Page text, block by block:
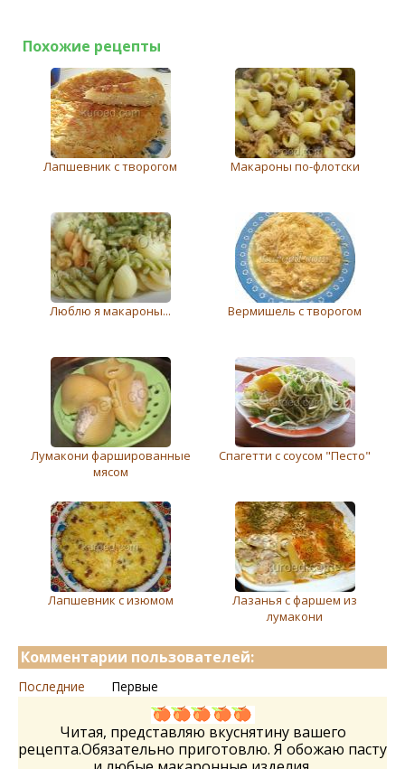
Похожие рецепты
Лапшевник с творогом Макароны по-флотски
Люблю я макароны... Вермишель с творогом
Лумакони фаршированные
мясом
Спагетти с соусом "Песто"
Лапшевник с изюмом
Лазанья с фаршем из
лумакони
Комментарии пользователей:
Последние Первые
Читая, представляю вкуснятину вашего
рецепта.Обязательно приготовлю. Я обожаю пасту